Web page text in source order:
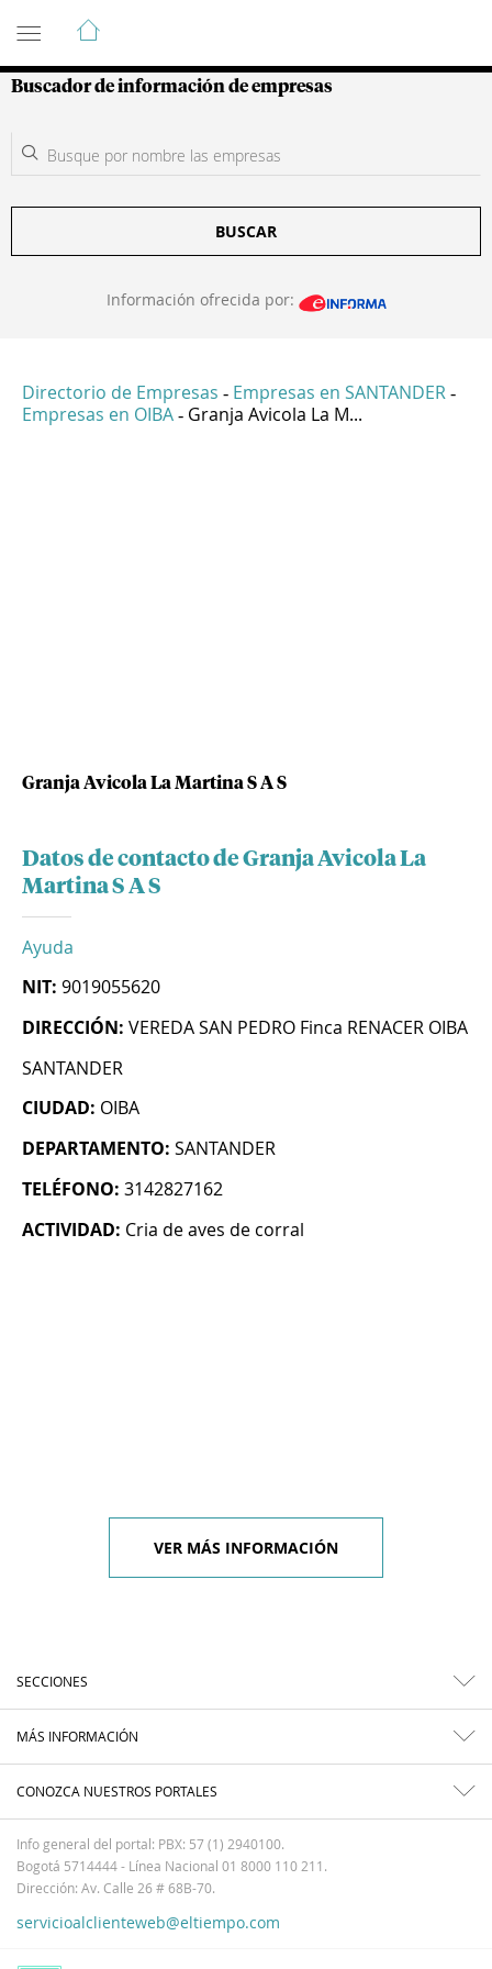
Guía de Empresas Colombianas
Buscador de información de empresas
BUSCAR
Información ofrecida por:
Directorio de Empresas - Empresas en SANTANDER -
Empresas en OIBA - Granja Avicola La M...
Granja Avicola La Martina S A S
Datos de contacto de Granja Avicola La
Martina S A S
Ayuda
NIT: 9019055620
DIRECCIÓN: VEREDA SAN PEDRO Finca RENACER OIBA
SANTANDER
CIUDAD: OIBA
DEPARTAMENTO: SANTANDER
TELÉFONO: 3142827162
ACTIVIDAD: Cria de aves de corral
VER MÁS INFORMACIÓN
SECCIONES
MÁS INFORMACIÓN
CONOZCA NUESTROS PORTALES
Info general del portal: PBX: 57 (1) 2940100.
Bogotá 5714444 - Línea Nacional 01 8000 110 211.
Dirección: Av. Calle 26 # 68B-70.
servicioalclienteweb@eltiempo.com